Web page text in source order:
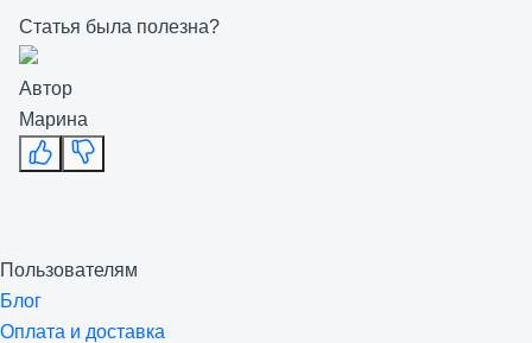
Статья была полезна?
Автор
Марина
Пользователям
Блог
Оплата и доставка